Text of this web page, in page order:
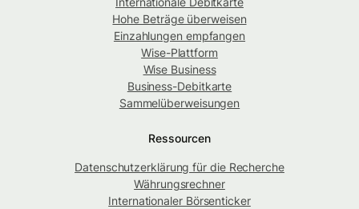
Hohe Beträge überweisen
Einzahlungen empfangen
Wise-Plattform
Wise Business
Business-Debitkarte
Sammelüberweisungen
Ressourcen
Datenschutzerklärung für die Recherche
Währungsrechner
Internationaler Börsenticker